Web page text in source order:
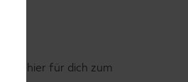
es hier für dich zum